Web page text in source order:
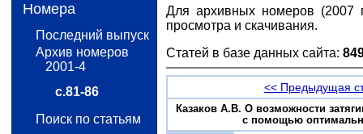
Номера
Последний выпуск
Архив номеров
2001-4
с.81-86
Поиск по статьям
Для архивных номеров (2007
просмотра и скачивания.
Статей в базе данных сайта:
<< Предыдущая
Казаков А.В. О возможности
с помощью